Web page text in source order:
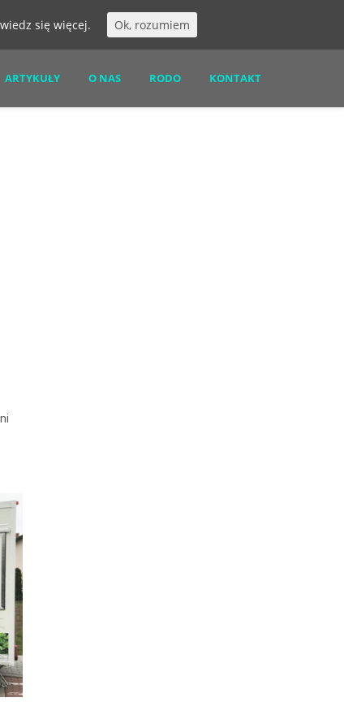
ARTYKUŁY O NAS RODO KONTAKT
się więcej. Ok, rozumiem